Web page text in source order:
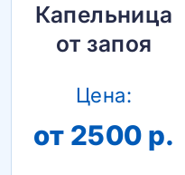
Капельница
от запоя
Цена:
от 2500 р.